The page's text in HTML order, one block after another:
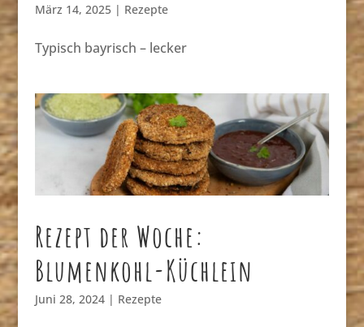
März 14, 2025| Rezepte
Typisch bayrisch – lecker
Rezept der Woche:
Blumenkohl-Küchlein
Juni 28, 2024| Rezepte